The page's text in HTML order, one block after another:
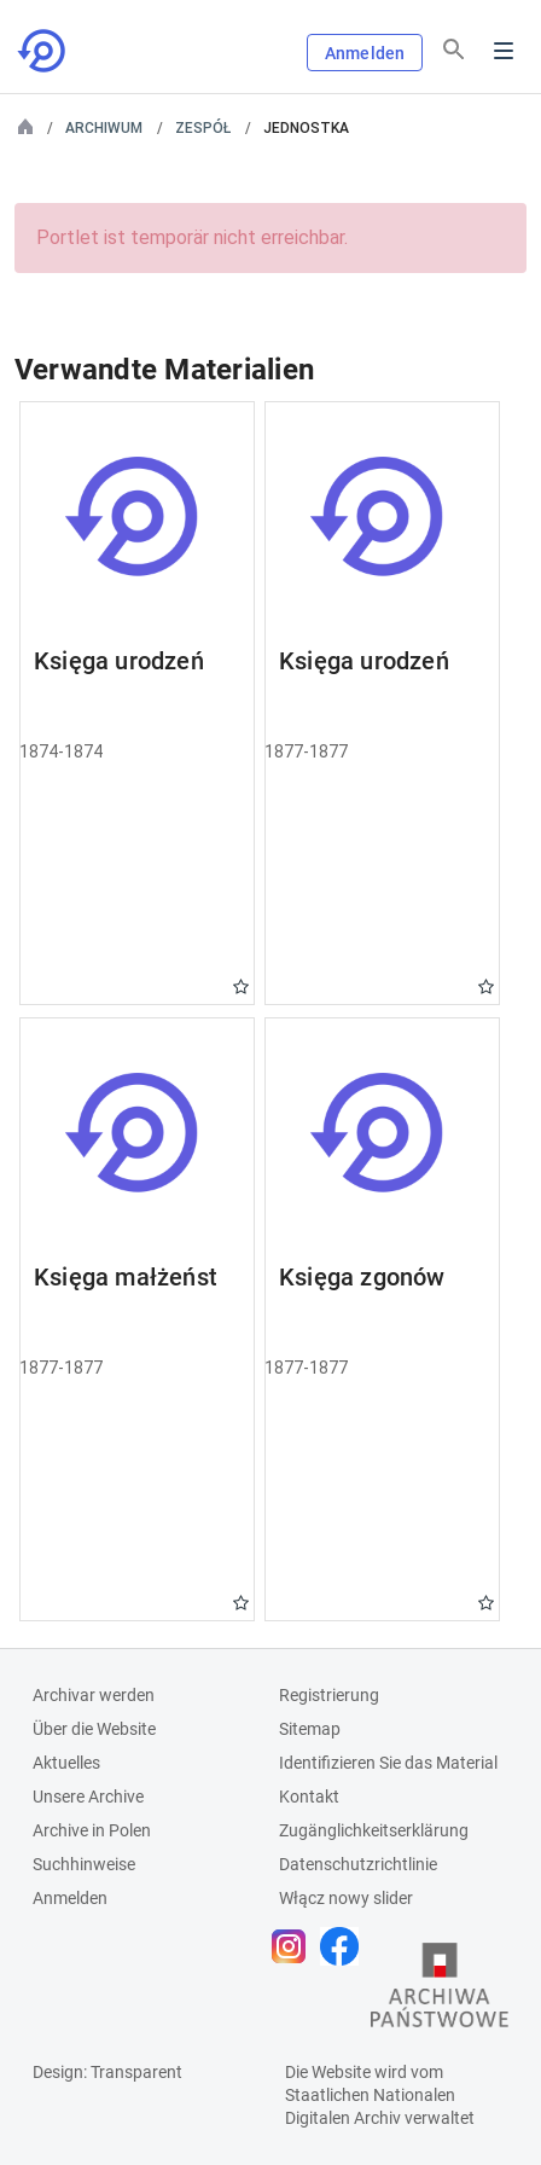
Anmelden
ARCHIWUM ZESPÓŁ JEDNOSTKA
Portlet ist temporär nicht erreichbar.
Verwandte Materialien
Księga urodzeń
1874-1874
Księga urodzeń
1877-1877
Księga małżeństw
1877-1877
Księga zgonów
1877-1877
Archivar werden
Über die Website
Aktuelles
Unsere Archive
Archive in Polen
Suchhinweise
Anmelden
Registrierung
Sitemap
Identifizieren Sie das Material
Kontakt
Zugänglichkeitserklärung
Datenschutzrichtlinie
Włącz nowy slider
Design: Transparent
Die Website wird vom
Staatlichen Nationalen
Digitalen Archivverwaltet